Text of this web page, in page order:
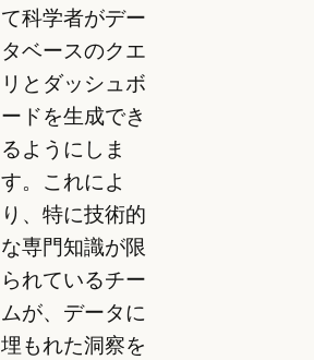
て科学者がデー
タベースのクエ
リとダッシュボ
ードを生成でき
るようにしま
す。これによ
り、特に技術的
な専門知識が限
られているチー
ムが、データに
埋もれた洞察を